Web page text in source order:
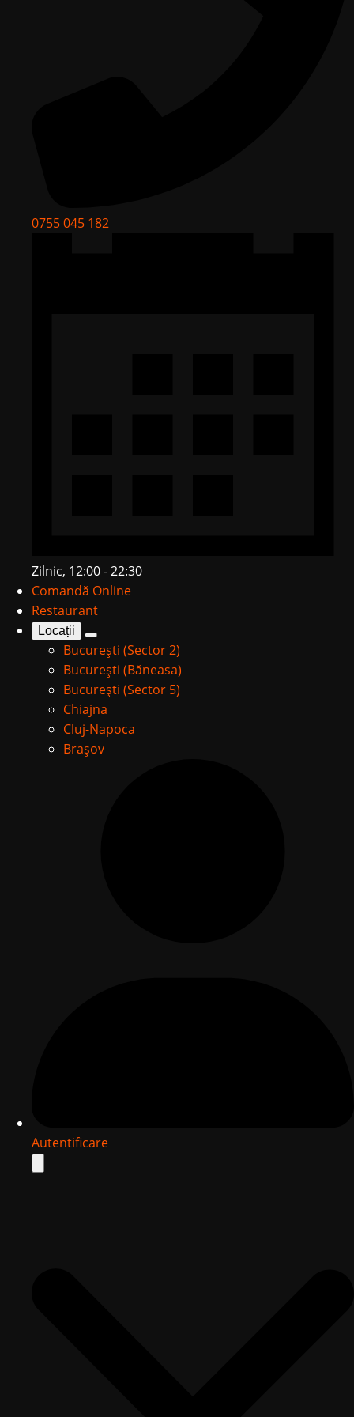
0755 045 182
Zilnic, 12:00 - 22:30
Comandă Online
Restaurant
Locații
București (Sector 2)
București (Băneasa)
București (Sector 5)
Chiajna
Cluj-Napoca
Brașov
Autentificare